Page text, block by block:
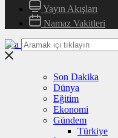
Yayın Akışları
Namaz Vakitleri
Son Dakika
Dünya
Eğitim
Ekonomi
Gündem
Türkiye